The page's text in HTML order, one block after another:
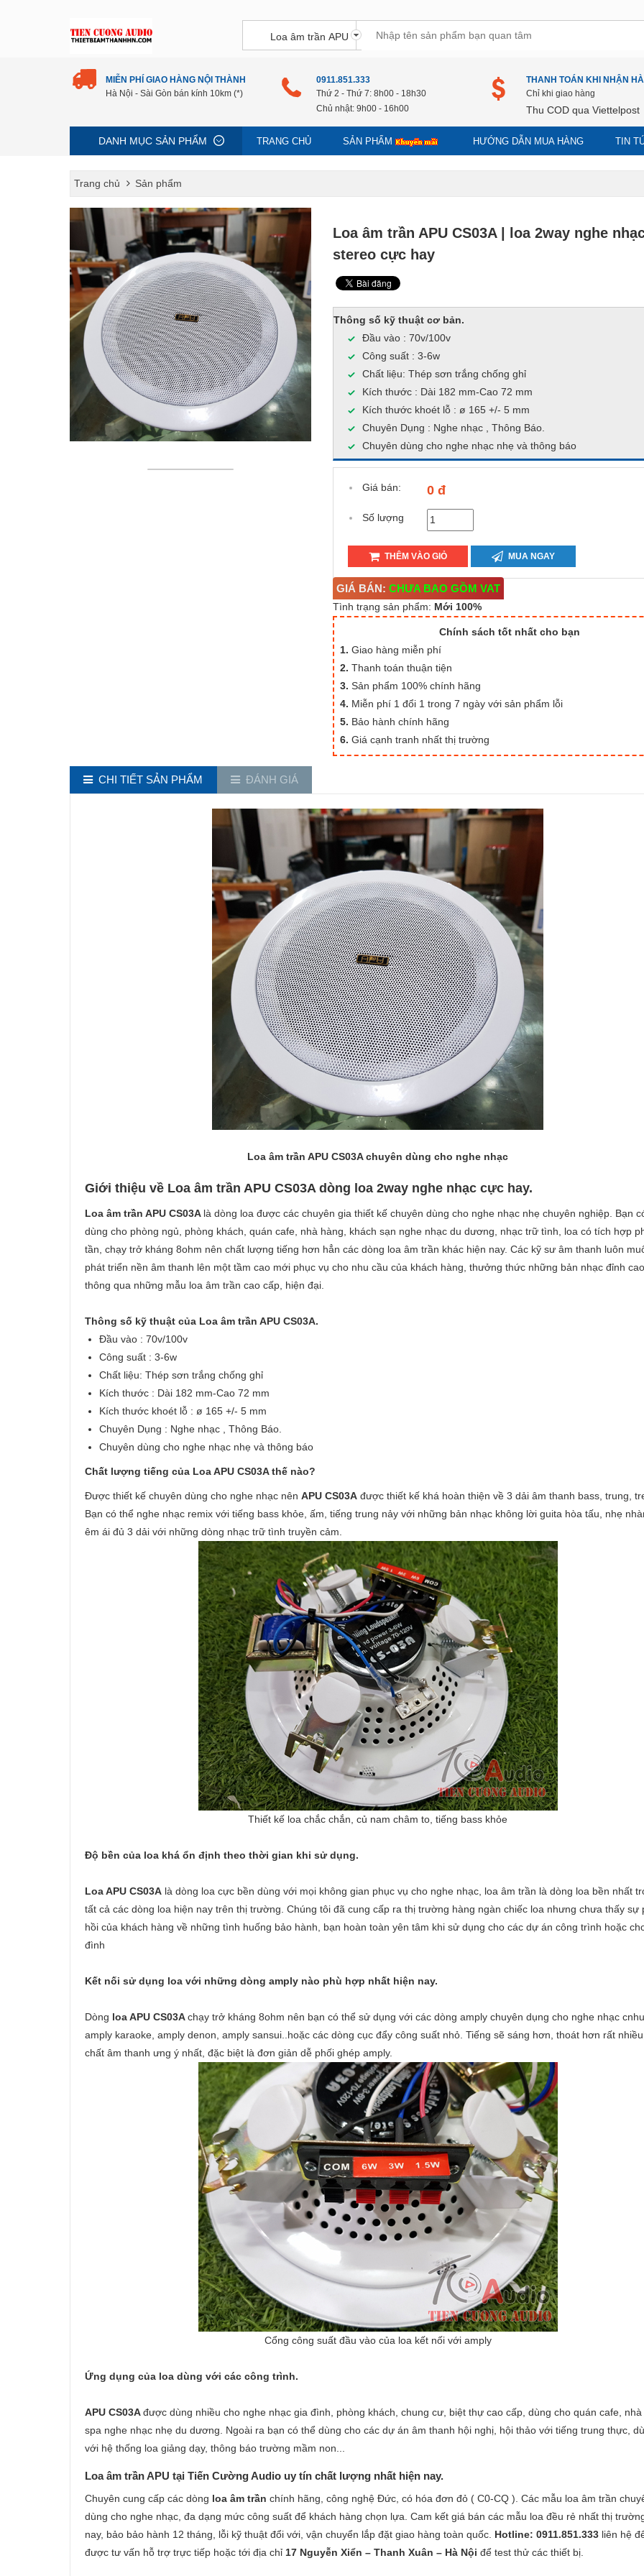
MIỄN PHÍ GIAO HÀNG NỘI THÀNH
Hà Nội - Sài Gòn bán kính 10km (*)
0911.851.333
Thứ 2 - Thứ 7: 8h00 - 18h30
Chủ nhật: 9h00 - 16h00
THANH TOÁN KHI NHẬN
Chỉ khi giao hàng
Thu COD qua Viettelpost
DANH MỤC SẢN PHẨM TRANG CHỦ SẢN PHẨM HƯỚNG DẪN MUA HÀNG TIN
Trang chủ Sản phẩm
Loa âm trần APU CS03A | loa 2way nghe
stereo cực hay
Thông số kỹ thuật cơ bản.
Đầu vào : 70v/100v
Công suất : 3-6w
Chất liệu: Thép sơn trắng chống ghỉ
Kích thước : Dài 182 mm-Cao 72 mm
Kích thước khoét lỗ : ø 165 +/- 5 mm
Chuyên Dụng : Nghe nhạc , Thông Báo.
Chuyên dùng cho nghe nhạc nhẹ và thông báo
Giá bán: 0 đ
Số lượng
THÊM VÀO GIỎ MUA NGAY
GIÁ BÁN: CHƯA BAO GỒM VAT
Tình trạng sản phẩm: Mới 100%
Chính sách tốt nhất cho bạn
1. Giao hàng miễn phí
2. Thanh toán thuận tiện
3. Sản phẩm 100% chính hãng
4. Miễn phí 1 đổi 1 trong 7 ngày với sản phẩm lỗi
5. Bảo hành chính hãng
6. Giá cạnh tranh nhất thị trường
CHI TIẾT SẢN PHẨM ĐÁNH GIÁ
Loa âm trần APU CS03A chuyên dùng cho nghe nhạc
Giới thiệu về Loa âm trần APU CS03A dòng loa 2way nghe nhạc cực hay.
Loa âm trần APU CS03A là dòng loa được các chuyên gia thiết kế chuyên dùng cho nghe nhạc nhẹ chuyên nghiệp. Bạn
dùng cho phòng ngủ, phòng khách, quán cafe, nhà hàng, khách sạn nghe nhạc du dương, nhạc trữ tình, loa có tích hợp
tần, chạy trở kháng 8ohm nên chất lượng tiếng hơn hẳn các dòng loa âm trần khác hiện nay. Các kỹ sư âm thanh luôn
phát triển nền âm thanh lên một tầm cao mới phục vụ cho nhu cầu của khách hàng, thưởng thức những bản nhạc đỉnh
thông qua những mẫu loa âm trần cao cấp, hiện đại.
Thông số kỹ thuật của Loa âm trần APU CS03A.
Đầu vào : 70v/100v
Công suất : 3-6w
Chất liệu: Thép sơn trắng chống ghỉ
Kích thước : Dài 182 mm-Cao 72 mm
Kích thước khoét lỗ : ø 165 +/- 5 mm
Chuyên Dụng : Nghe nhạc , Thông Báo.
Chuyên dùng cho nghe nhạc nhẹ và thông báo
Chất lượng tiếng của Loa APU CS03A thế nào?
Được thiết kế chuyên dùng cho nghe nhạc nên APU CS03A được thiết kế khá hoàn thiện về 3 dải âm thanh bass, trung,
Bạn có thể nghe nhạc remix với tiếng bass khỏe, ấm, tiếng trung nảy với những bản nhạc không lời guita hòa tấu, nhẹ
êm ái đủ 3 dải với những dòng nhạc trữ tình truyền cảm.
Thiết kế loa chắc chắn, củ nam châm to, tiếng bass khỏe
Độ bền của loa khá ổn định theo thời gian khi sử dụng.
Loa APU CS03A là dòng loa cực bền dùng với mọi không gian phục vụ cho nghe nhạc, loa âm trần là dòng loa bền nhất
tất cả các dòng loa hiện nay trên thị trường. Chúng tôi đã cung cấp ra thị trường hàng ngàn chiếc loa nhưng chưa thấy sự
hồi của khách hàng về những tình huống bảo hành, bạn hoàn toàn yên tâm khi sử dụng cho các dự án công trình hoặc
đình
Kết nối sử dụng loa với những dòng amply nào phù hợp nhất hiện nay.
Dòng loa APU CS03Achạy trở kháng 8ohm nên bạn có thể sử dụng với các dòng amply chuyên dụng cho nghe nhạc
amply karaoke, amply denon, amply sansui..hoặc các dòng cục đẩy công suất nhỏ. Tiếng sẽ sáng hơn, thoát hơn rất
chất âm thanh ưng ý nhất, đặc biệt là đơn giản dễ phối ghép amply.
Cổng công suất đầu vào của loa kết nối với amply
Ứng dụng của loa dùng với các công trình.
APU CS03Ađược dùng nhiều cho nghe nhạc gia đình, phòng khách, chung cư, biệt thự cao cấp, dùng cho quán cafe, nhà
spa nghe nhạc nhẹ du dương. Ngoài ra bạn có thể dùng cho các dự án âm thanh hội nghị, hội thảo với tiếng trung thực,
với hệ thống loa giảng dạy, thông báo trường mầm non...
Loa âm trần APU tại Tiến Cường Audio uy tín chất lượng nhất hiện nay.
Chuyên cung cấp các dòng loa âm trần chính hãng, công nghệ Đức, có hóa đơn đỏ ( C0-CQ ). Các mẫu loa âm trần
dùng cho nghe nhạc, đa dạng mức công suất để khách hàng chọn lựa. Cam kết giá bán các mẫu loa đều rẻ nhất thị
nay, bảo bảo hành 12 tháng, lỗi kỹ thuật đổi với, vận chuyển lắp đặt giao hàng toàn quốc. Hotline: 0911.851.333 liên hệ
được tư vấn hỗ trợ trực tiếp hoặc tới địa chỉ 17 Nguyễn Xiển – Thanh Xuân – Hà Nội để test thử các thiết bị.